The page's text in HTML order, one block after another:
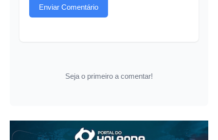
Enviar Comentário
Seja o primeiro a comentar!